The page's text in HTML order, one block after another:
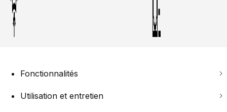
Fonctionnalités
Utilisation et entretien